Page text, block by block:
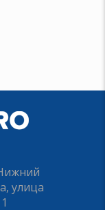
улица